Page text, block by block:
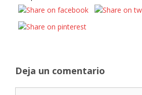
Deja un comentario